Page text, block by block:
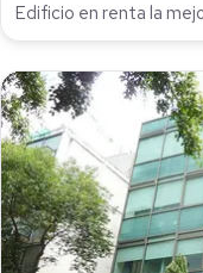
Edificio en renta la